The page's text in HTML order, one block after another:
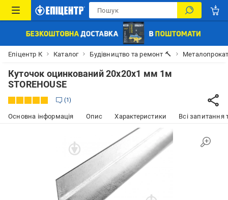
Епіцентр К Каталог Будівництво та ремонт 🔨
Куточок оцинкований 20х20х1 мм 1м
STOREHOUSE
1
Основна інформація Опис Характеристики Всі запитання